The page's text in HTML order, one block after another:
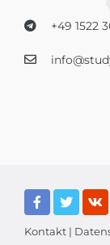
+49 1522
Kontakt |